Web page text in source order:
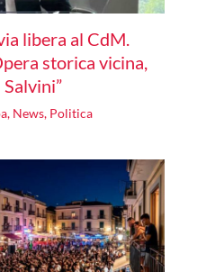
libera al CdM.
storica vicina,
, News, Politica